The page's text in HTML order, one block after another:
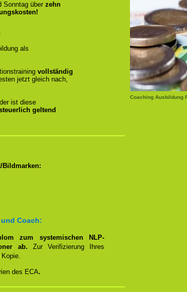
Coaching Ausbildung
Sonntag über zehn
als
vollständig
jetzt gleich nach,
ist diese
geltend
Bildmarken:
Coach:
zum systemischen NLP-
ab. Zur Verifizierung Ihres
des ECA.